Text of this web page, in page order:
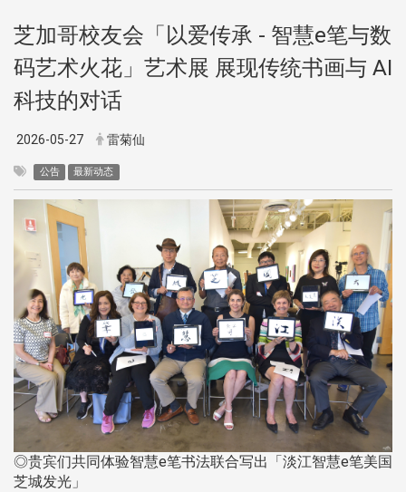
芝加哥校友会「以爱传承 - 智慧e笔与数
码艺术火花」艺术展 展现传统书画与 AI
科技的对话
2026-05-27 雷菊仙
公告 最新动态
◎贵宾们共同体验智慧e笔书法联合写出「淡江智慧e笔美国
芝城发光」